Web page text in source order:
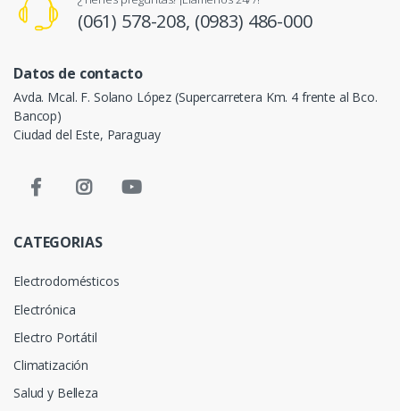
(061) 578-208, (0983) 486-000
Datos de contacto
Avda. Mcal. F. Solano López (Supercarretera Km. 4 frente al Bco.
Bancop)
Ciudad del Este, Paraguay
CATEGORIAS
Electrodomésticos
Electrónica
Electro Portátil
Climatización
Salud y Belleza